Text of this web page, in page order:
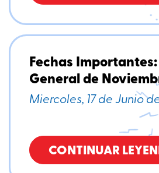
Fechas Importantes:
General de
Miercoles, 17 de Junio
CONTINUAR